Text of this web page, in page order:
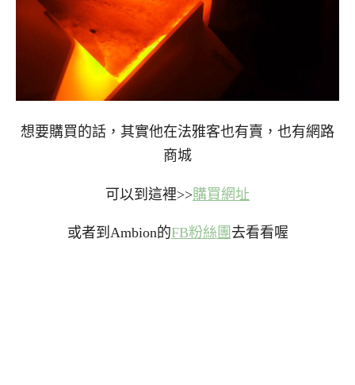
想要購買的話，其實他在法雅客也有賣，也有網路
商城
可以到這裡>>購買網址
或者到Ambion的FB粉絲團 去看看喔